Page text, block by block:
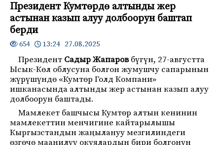
Президент Кумтөрдө алтынды жер
астынан казып алуу долбоорун баштап
берди
654 13:24 27.08.2025
Президент Садыр Жапаровбүгүн, 27-августта
Ысык-Көл облусуна болгон жумушчу сапарынын
жүрүшүндө «Кумтөр Голд Компани»
ишканасында алтынды жер астынан казып алуу
долбоорун баштады.
Мамлекет башчысы Кумтөр алтын кенинин
мамлекеттин менчигине кайтарылышы
Кыргызстандын жаңылануу мезгилиндеги
өзгөчө маанилүү окуялардын бири болгонун